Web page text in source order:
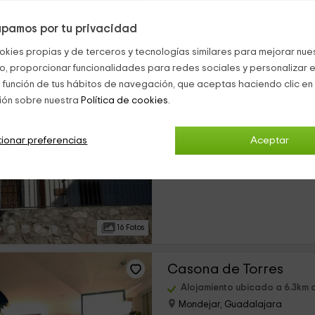
por tu privacidad
propias y de terceros y tecnologías similares para mejorar
proporcionar funcionalidades para redes sociales y personalizar
de tus hábitos de navegación, que aceptas haciendo clic
sobre nuestra Política de cookies.
Aceptar
preferencias
16 Fotos
Casa del Maestro
0 opiniones
Casona de Torres
Alojamiento ubicado a 6.3km
Mondejar, Guadalajara